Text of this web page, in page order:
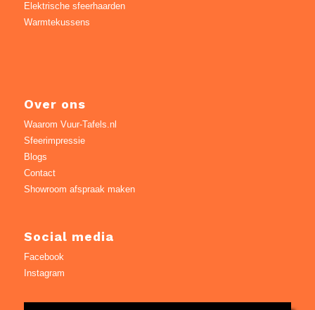
Elektrische sfeerhaarden
Warmtekussens
Over ons
Waarom Vuur-Tafels.nl
Sfeerimpressie
Blogs
Contact
Showroom afspraak maken
Social media
Facebook
Instagram